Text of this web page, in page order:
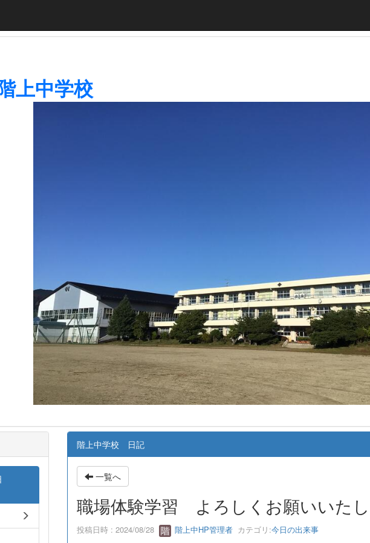
上中学校
階上中学校 日記
一覧へ
職場体験学習 よろしくお願いいた
投稿日時 : 2024/08/28 階上中HP管理者カテゴリ:今日の出来事